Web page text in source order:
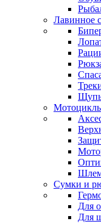
Лавинное
Сумки и
Для
Для